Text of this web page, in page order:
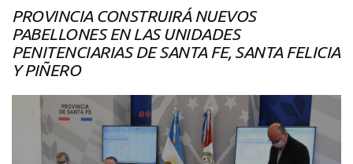
PROVINCIA CONSTRUIRÁ NUEVOS
PABELLONES EN LAS UNIDADES
PENITENCIARIAS DE SANTA FE, SANTA FELICIA
Y PIÑERO